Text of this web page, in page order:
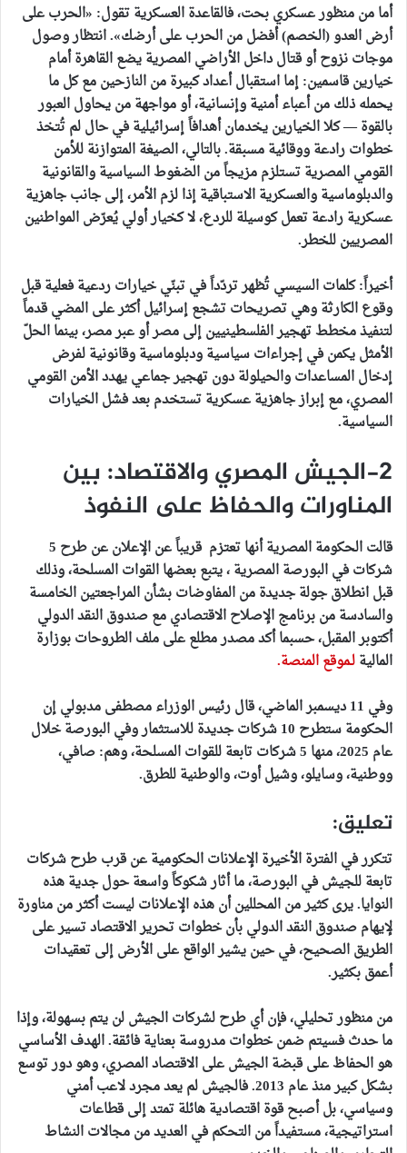
أما من منظور عسكري بحت، فالقاعدة العسكرية تقول: «الحرب على
أرض العدو (الخصم) أفضل من الحرب على أرضك». انتظار وصول
موجات نزوح أو قتال داخل الأراضي المصرية يضع القاهرة أمام
خيارين قاسمين: إما استقبال أعداد كبيرة من النازحين مع كل ما
يحمله ذلك من أعباء أمنية وإنسانية، أو مواجهة من يحاول العبور
بالقوة — كلا الخيارين يخدمان أهدافاً إسرائيلية في حال لم تُتخذ
خطوات رادعة ووقائية مسبقة. بالتالي، الصيغة المتوازنة للأمن
القومي المصرية تستلزم مزيجاً من الضغوط السياسية والقانونية
والدبلوماسية والعسكرية الاستباقية إذا لزم الأمر، إلى جانب جاهزية
عسكرية رادعة تعمل كوسيلة للردع، لا كخيار أولي يُعرّض المواطنين
المصريين للخطر.
أخيراً: كلمات السيسي تُظهر تردّداً في تبنّي خيارات ردعية فعلية قبل
وقوع الكارثة وهي تصريحات تشجع إسرائيل أكثر على المضي قدماً
لتنفيذ مخطط تهجير الفلسطينيين إلى مصر أو عبر مصر، بينما الحلّ
الأمثل يكمن في إجراءات سياسية ودبلوماسية وقانونية لفرض
إدخال المساعدات والحيلولة دون تهجير جماعي يهدد الأمن القومي
المصري، مع إبراز جاهزية عسكرية تستخدم بعد فشل الخيارات
السياسية.
2-الجيش المصري والاقتصاد: بين
المناورات والحفاظ على النفوذ
قالت الحكومة المصرية أنها تعتزم قريباً عن الإعلان عن
طرح 5
شركات في البورصة المصرية، يتبع بعضها القوات المسلحة، وذلك
قبل انطلاق جولة جديدة من المفاوضات بشأن المراجعتين الخامسة
والسادسة من برنامج الإصلاح الاقتصادي مع صندوق النقد الدولي
أكتوبر المقبل، حسبما أكد مصدر مطلع على ملف الطروحات بوزارة
الماليةلـموقع المنصة.
وفي 11 ديسمبر الماضي، قال رئيس الوزراء مصطفى مدبولي إن
الحكومة ستطرح 10 شركات جديدة للاستثمار وفي البورصة خلال
عام 2025، منها 5 شركات تابعة للقوات المسلحة، وهم: صافي،
ووطنية، وسايلو، وشيل أوت، والوطنية للطرق.
تعليق:
تتكرر في الفترة الأخيرة الإعلانات الحكومية عن قرب طرح شركات
تابعة للجيش في البورصة، ما أثار شكوكاً واسعة حول جدية هذه
النوايا. يرى كثير من المحللين أن هذه الإعلانات ليست أكثر من مناورة
لإيهام صندوق النقد الدولي بأن خطوات تحرير الاقتصاد تسير على
الطريق الصحيح، في حين يشير الواقع على الأرض إلى تعقيدات
أعمق بكثير.
من منظور تحليلي، فإن أي طرح لشركات الجيش لن يتم بسهولة، وإذا
ما حدث فسيتم ضمن خطوات مدروسة بعناية فائقة. الهدف الأساسي
هو الحفاظ على قبضة الجيش على الاقتصاد المصري، وهو دور توسع
بشكل كبير منذ عام 2013. فالجيش لم يعد مجرد لاعب أمني
وسياسي، بل أصبح قوة اقتصادية هائلة تمتد إلى قطاعات
استراتيجية، مستفيداً من التحكم في العديد من مجالات النشاط